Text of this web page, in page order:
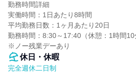
勤務時間詳細
実働時間：1日あたり8時間
平均勤務日数：1ヶ月あたり20日
勤務時間：8:30～17:40（休憩：1時間10
※ノー残業デーあり
休日・休暇
完全週休二日制